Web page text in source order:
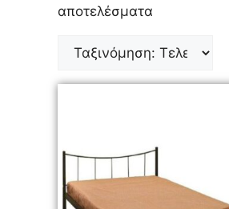
αποτελέσματα